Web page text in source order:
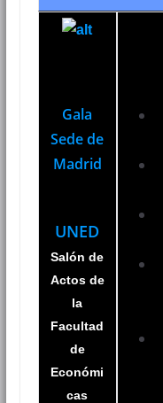
Gala
Sede de
Madrid
UNED
Salón de
Actos de
la
Facultad
de
Económi
cas